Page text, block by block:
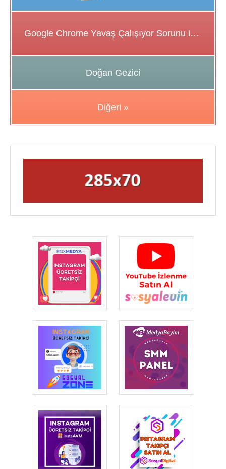
Google Chrome Yavaş Çalışıyor Sorunu için Çözüm Önerileri
Doğan Gezici
Diğeri »